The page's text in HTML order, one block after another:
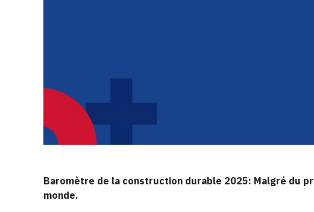
Baromètre de la construction durable 2025: Malgré du
monde.